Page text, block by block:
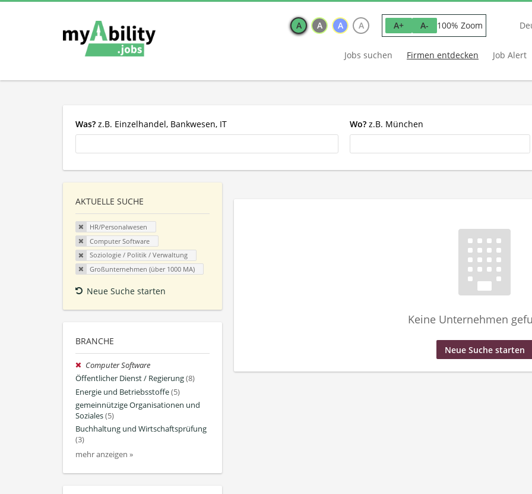
A A A A A+ A- 100% Zoom
Jobs suchen Firmen entdecken Job Alert
Was? z.B. Einzelhandel, Bankwesen, IT Wo? z.B. München
AKTUELLE SUCHE
HR/Personalwesen
Computer Software
Soziologie / Politik / Verwaltung
Großunternehmen (über 1000 MA)
Neue Suche starten
BRANCHE
Computer Software
Öffentlicher Dienst / Regierung(8)
Energie und Betriebsstoffe(5)
gemeinnützige Organisationen und
Soziales(5)
Buchhaltung und Wirtschaftsprüfung
(3)
mehr anzeigen »
Keine Unternehmen
Neue Suche starten